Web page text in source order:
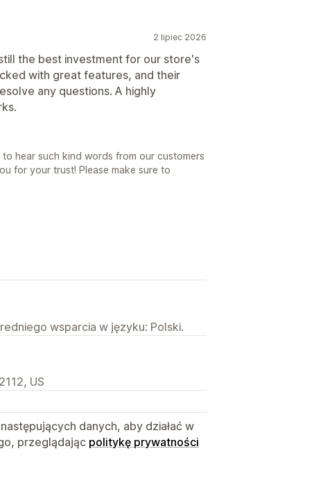
2 lipiec 2026
the best investment for our store's
with great features, and their
any questions. A highly
hear such kind words from our customers
for your trust! Please make sure to
wsparcia w języku: Polski.
US
danych, aby działać w
przeglądając politykę prywatności